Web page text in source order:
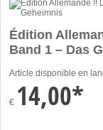
Édition
Band 1 – Das
Article disponible en
€ 14,00*